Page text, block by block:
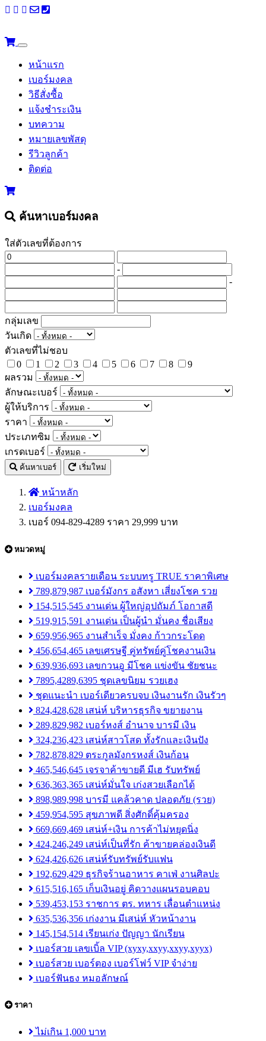
หน้าแรก
เบอร์มงคล
วิธีสั่งซื้อ
แจ้งชำระเงิน
บทความ
หมายเลขพัสดุ
รีวิวลูกค้า
ติดต่อ
ค้นหาเบอร์มงคล
ใส่ตัวเลขที่ต้องการ
-
-
กลุ่มเลข
วันเกิด
ตัวเลขที่ไม่ชอบ
0
1 2 3 4 5 6 7 8
9
ผลรวม
ลักษณะเบอร์
ผู้ให้บริการ
ราคา
ประเภทซิม
เกรดเบอร์
ค้นหาเบอร์ เริ่มใหม่
หน้าหลัก
เบอร์มงคล
เบอร์ 094-829-4289 ราคา 29,999 บาท
หมวดหมู่
เบอร์มงคลรายเดือน ระบบทรู TRUE ราคาพิเศษ
789,879,987 เบอร์มังกร อสังหา เสี่ยงโชค รวย
154,515,545 งานเด่น ผู้ใหญ่อุปถัมภ์ โอกาสดี
519,915,591 งานเด่น เป็นผู้นำ มั่นคง ชื่อเสียง
659,956,965 งานสำเร็จ มั่งคง ก้าวกระโดด
456,654,465 เลขเศรษฐี คู่ทรัพย์คู่โชคงานเงิน
639,936,693 เลขกวนอู มีโชค แข่งขัน ชัยชนะ
7895,4289,6395 ชุดเลขนิยม รวยเฮง
ชุดแนะนำ เบอร์เดียวครบจบ เงินงานรัก เงินรัวๆ
824,428,628 เสน่ห์ บริหารธุรกิจ ขยายงาน
289,829,982 เบอร์หงส์ อำนาจ บารมี เงิน
324,236,423 เสน่ห์สาวโสด ทั้งรักและเงินปัง
782,878,829 ตระกูลมังกรหงส์ เงินก้อน
465,546,645 เจรจาค้าขายดี มีเฮ รับทรัพย์
636,363,365 เสน่ห์มั่นใจ เก่งสวยเลือกได้
898,989,998 บารมี แคล้วคาด ปลอดภัย (รวย)
459,954,595 สุขภาพดี สิ่งศักดิ์คุ้มครอง
669,669,469 เสน่ห์+เงิน การค้าไม่หยุดนิ่ง
424,246,249 เสน่ห์เป็นที่รัก ค้าขายคล่องเงินดี
624,426,626 เสน่ห์รับทรัพย์รับแฟน
192,629,429 ธุรกิจร้านอาหาร คาเฟ่ งานศิลปะ
615,516,165 เก็บเงินอยู่ คิดวางแผนรอบคอบ
539,453,153 ราชการ ตร. ทหาร เลื่อนตำแหน่ง
635,536,356 เก่งงาน มีเสน่ห์ หัวหน้างาน
145,154,514 เรียนเก่ง ปัญญา นักเรียน
เบอร์สวย เลขเบิ้ล VIP (xyxy,xxyy,xxyy,xyyx)
เบอร์สวย เบอร์ตอง เบอร์โฟว์ VIP จำง่าย
เบอร์ฟันธง หมอลักษณ์
ราคา
ไม่เกิน 1,000 บาท